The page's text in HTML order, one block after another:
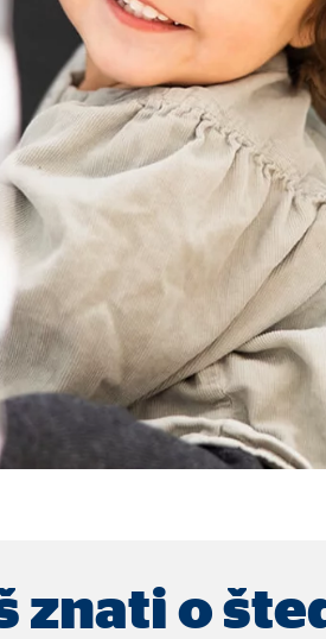
znati o
suglasnosti
da shvatimo kako naši posjetitelji
o korištenju mrežne stranice